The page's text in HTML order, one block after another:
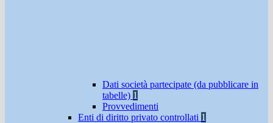
Dati società partecipate (da pubblicare in
tabelle) 1
Provvedimenti
Enti di diritto privato controllati 1